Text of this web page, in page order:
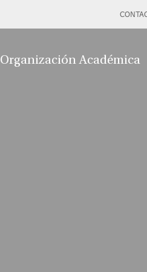
Organización Académica